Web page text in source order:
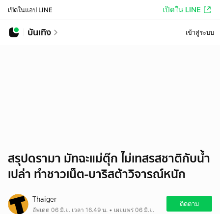
เปิดในแอป LINE เปิดใน LINE
บันเทิง เข้าสู่ระบบ
สรุปดรามา มัทฉะแม่ตุ๊ก ไม่เทสรสชาติกับน้ำ
เปล่า ทำชาวเน็ต-บาริสต้าวิจารณ์หนัก
Thaiger
อัพเดต 06 มิ.ย. เวลา 16.49 น. • เผยแพร่ 06 มิ.ย.
ติดตาม